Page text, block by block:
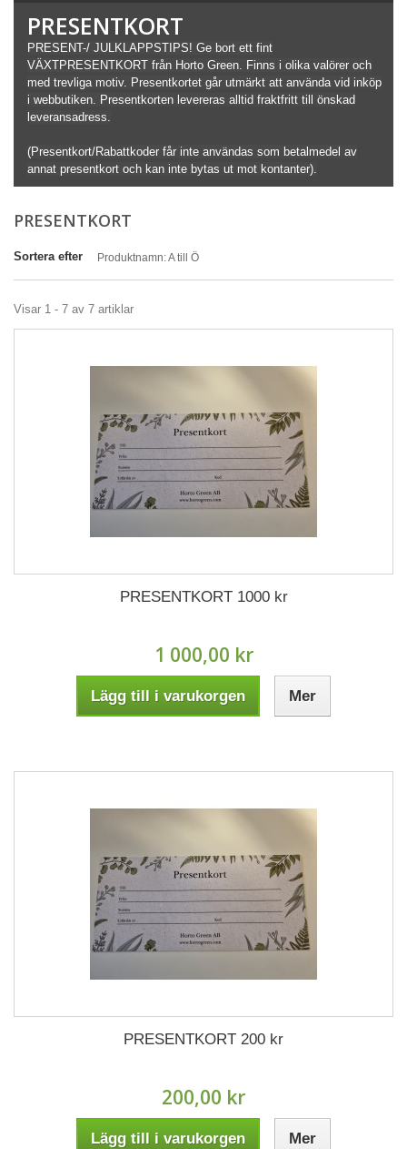
PRESENTKORT
PRESENT-/ JULKLAPPSTIPS! Ge bort ett fint
VÄXTPRESENTKORT från Horto Green. Finns i olika valörer och
med trevliga motiv. Presentkortet går utmärkt att använda vid inköp
i webbutiken. Presentkorten levereras alltid fraktfritt till önskad
leveransadress.
(Presentkort/Rabattkoder får inte användas som betalmedel av
annat presentkort och kan inte bytas ut mot kontanter).
PRESENTKORT
Sortera efter Produktnamn: A till Ö
Visar 1 - 7 av 7 artiklar
PRESENTKORT 1000 kr
1 000,00 kr
Lägg till i varukorgen Mer
PRESENTKORT 200 kr
200,00 kr
Lägg till i varukorgen Mer